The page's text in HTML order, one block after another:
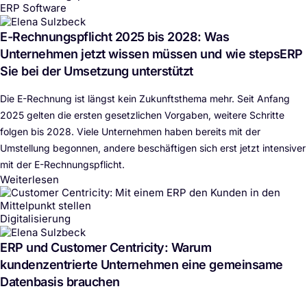
ERP Software
E-Rechnungspflicht 2025 bis 2028: Was
Unternehmen jetzt wissen müssen und wie stepsERP
Sie bei der Umsetzung unterstützt
Die E-Rechnung ist längst kein Zukunftsthema mehr. Seit Anfang
2025 gelten die ersten gesetzlichen Vorgaben, weitere Schritte
folgen bis 2028. Viele Unternehmen haben bereits mit der
Umstellung begonnen, andere beschäftigen sich erst jetzt intensiver
mit der E-Rechnungspflicht.
Weiterlesen
Digitalisierung
ERP und Customer Centricity: Warum
kundenzentrierte Unternehmen eine gemeinsame
Datenbasis brauchen